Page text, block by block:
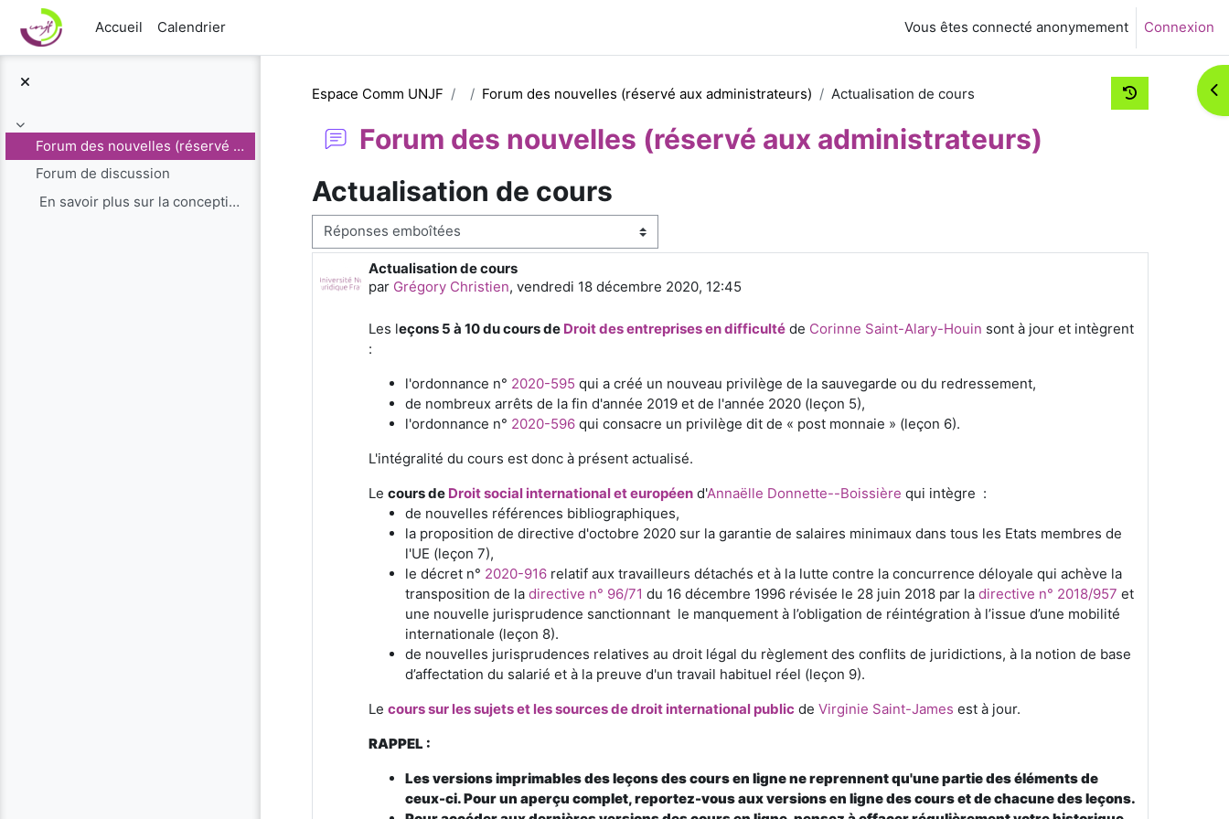
Passer au contenu principal
Accueil
Calendrier Vous êtes connecté anonymement Connexion
Replier
Forum des nouvelles (réservé aux administrateurs)
Forum de discussion
En savoir plus sur la conception du cours de...
Espace Comm UNJF Forum des nouvelles (réservé aux administrateurs) Actualisation de cours
Forum des nouvelles (réservé aux administrateurs)
Actualisation de cours
Type d’affichage
Actualisation de cours
par Grégory Christien, vendredi 18 décembre 2020, 12:45
Nombre de réponses : 0
Les leçons 5 à 10 du cours de Droit des entreprises en difficultéde Corinne Saint-Alary-Houin sont à jour et intègrent
:
l'ordonnance n° 2020-595 qui a créé un nouveau privilège de la sauvegarde ou du redressement,
de nombreux arrêts de la fin d'année 2019 et de l'année 2020 (leçon 5),
l'ordonnance n° 2020-596qui consacre un privilège dit de « post monnaie » (leçon 6).
L'intégralité du cours est donc à présent actualisé.
Le cours de Droit social international et européend'Annaëlle Donnette--Boissière qui intègre :
de nouvelles références bibliographiques,
la proposition de directive d'octobre 2020 sur la garantie de salaires minimaux dans tous les Etats membres de
l'UE (leçon 7),
le décret n° 2020-916relatif aux travailleurs détachés et à la lutte contre la concurrence déloyale qui achève la
transposition de la directive n° 96/71 du 16 décembre 1996 révisée le 28 juin 2018 par la directive n° 2018/957 et
une nouvelle jurisprudence sanctionnant le manquement à l’obligation de réintégration à l’issue d’une mobilité
internationale (leçon 8).
de nouvelles jurisprudences relatives au droit légal du règlement des conflits de juridictions, à la notion de base
d’affectation du salarié et à la preuve d'un travail habituel réel (leçon 9).
Le cours sur les sujets et les sources de droit international publicde Virginie Saint-James est à jour.
RAPPEL :
Les versions imprimables des leçons des cours en ligne ne reprennent qu'une partie des éléments de
ceux-ci. Pour un aperçu complet, reportez-vous aux versions en ligne des cours et de chacune des leçons.